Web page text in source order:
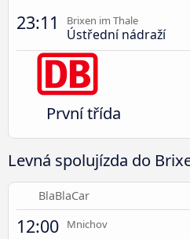
23:11 Brixen im Thale
Ústřední nádraží
První třída
Levná spolujízda do
BlaBlaCar
12:00 Mnichov